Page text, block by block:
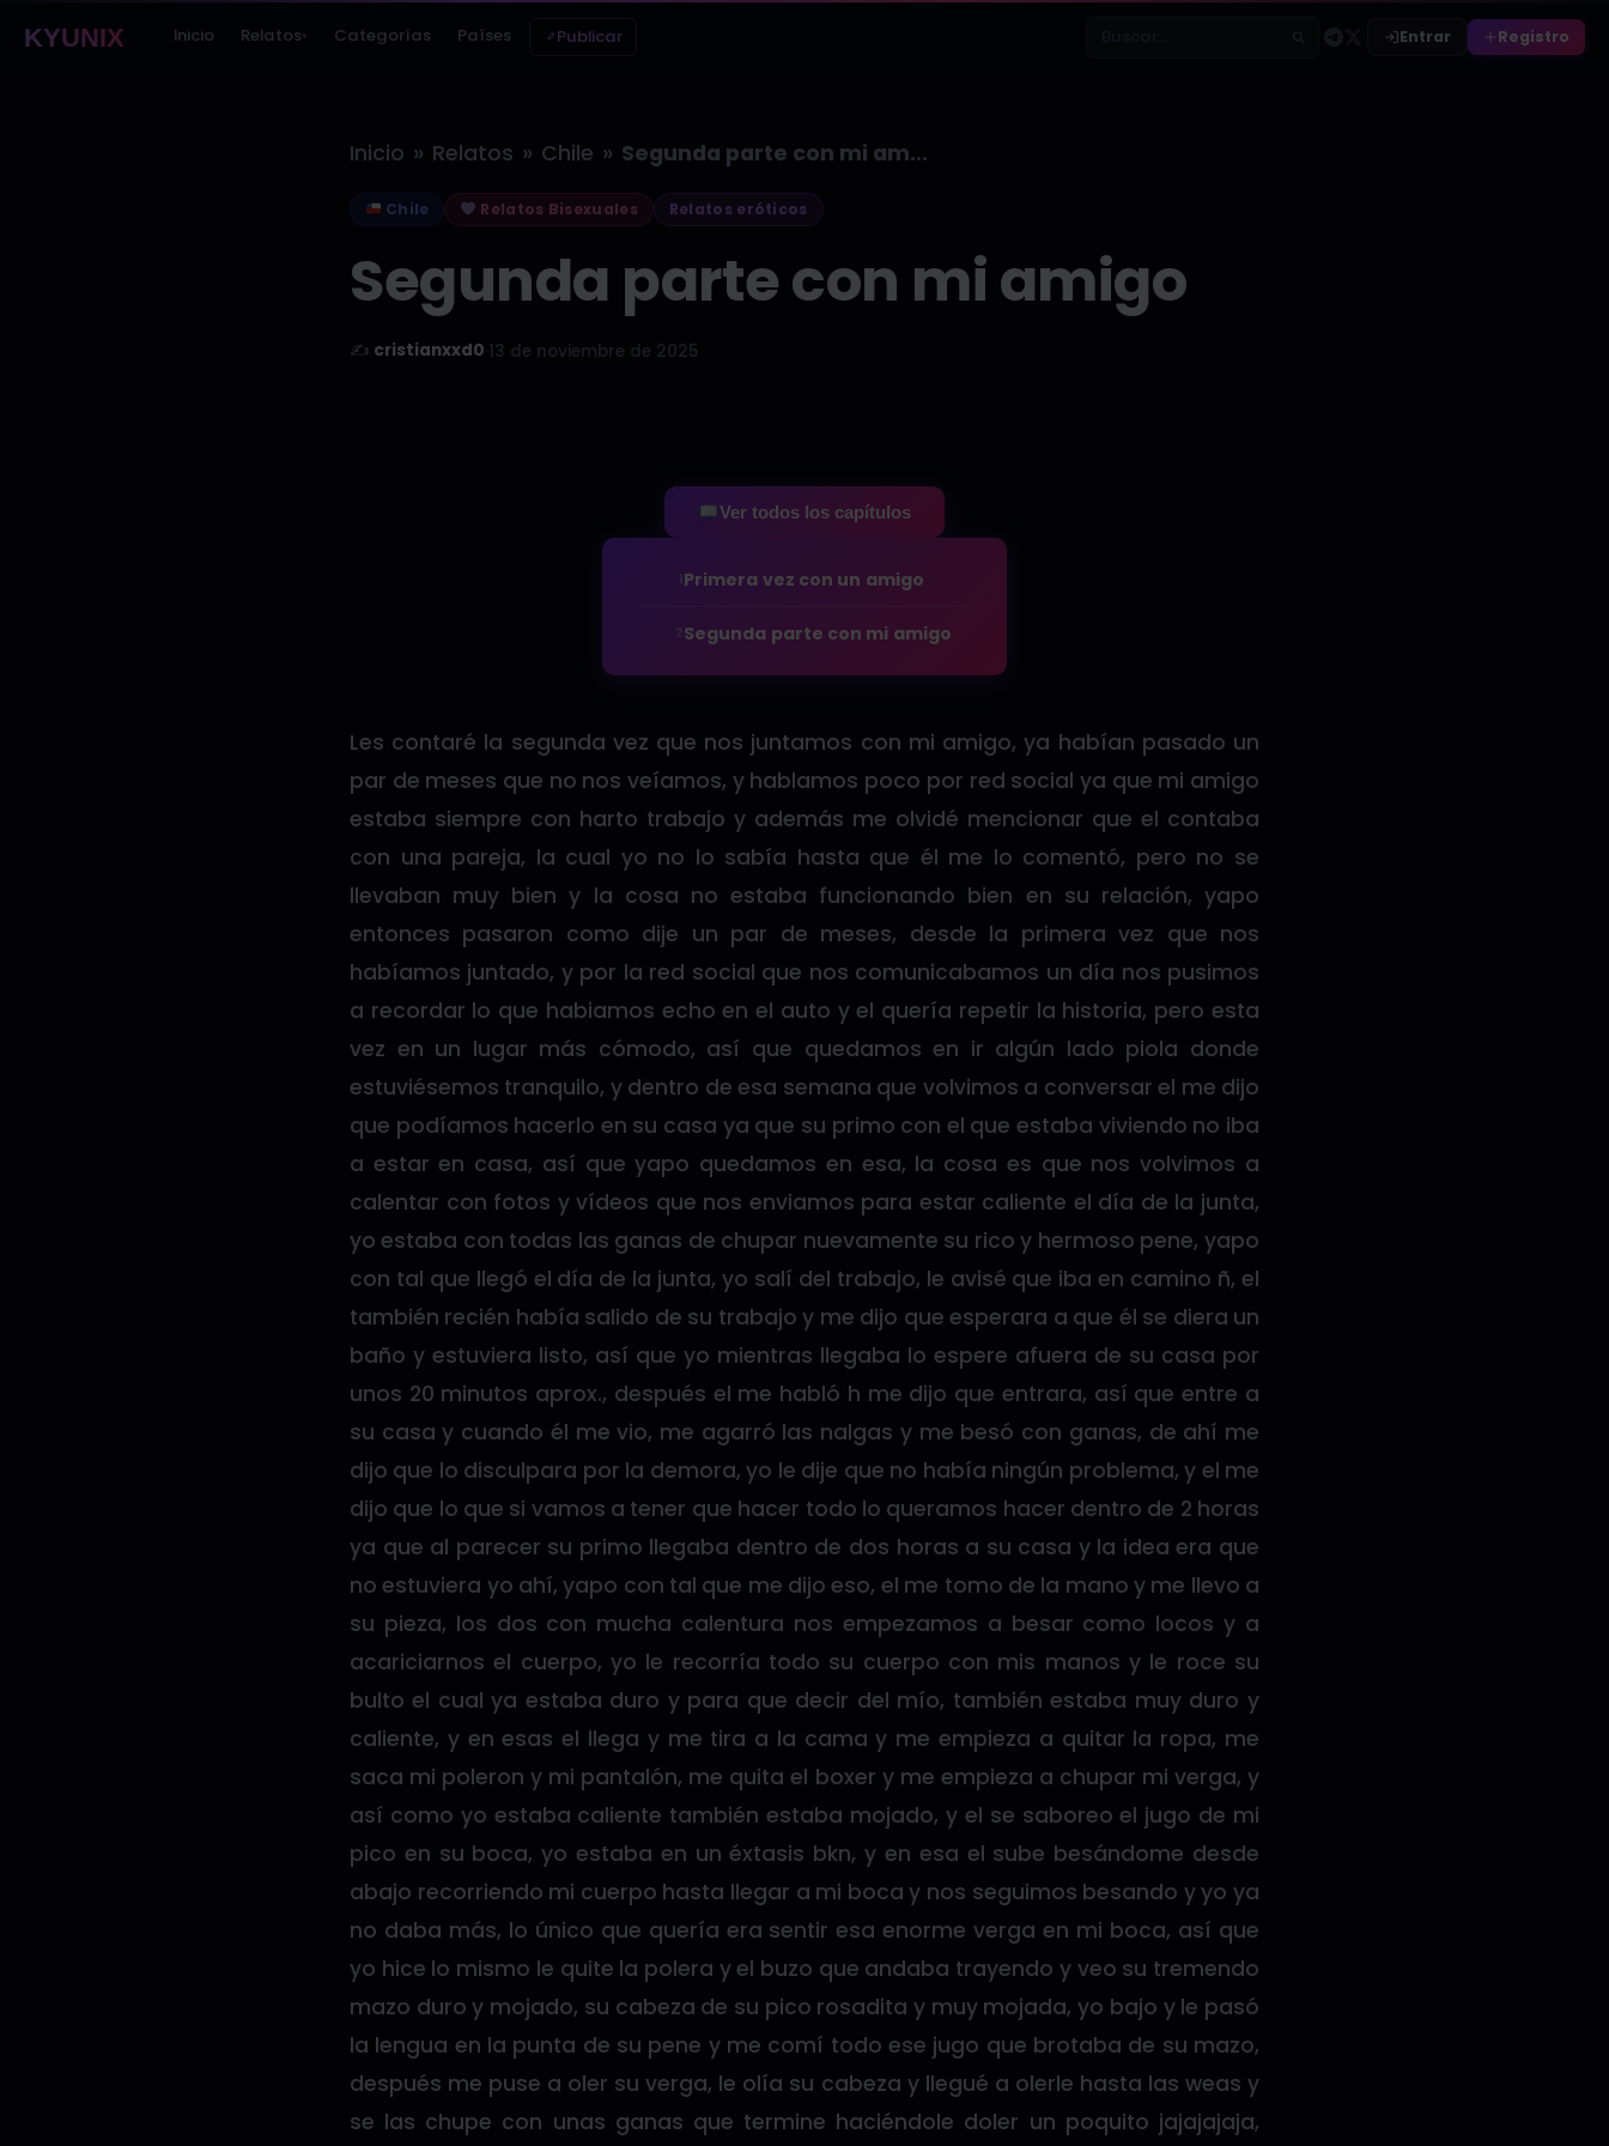
KYUNIX Inicio Relatos▾ Categorías Países Publicar Entrar Registro
Inicio » Relatos » Chile » Segunda parte con mi amigo
Chile Relatos Bisexuales Relatos eróticos
Segunda parte con mi amigo
✍️ cristianxxd0 13 de noviembre de 2025
Ver todos los capítulos
Primera vez con un amigo
Segunda parte con mi amigo
Les contaré la segunda vez que nos juntamos con mi amigo, ya habían pasado un
par de meses que no nos veíamos, y hablamos poco por red social ya que mi amigo
estaba siempre con harto trabajo y además me olvidé mencionar que el contaba
con una pareja, la cual yo no lo sabía hasta que él me lo comentó, pero no se
llevaban muy bien y la cosa no estaba funcionando bien en su relación, yapo
entonces pasaron como dije un par de meses, desde la primera vez que nos
habíamos juntado, y por la red social que nos comunicabamos un día nos pusimos
a recordar lo que habiamos echo en el auto y el quería repetir la historia, pero esta
vez en un lugar más cómodo, así que quedamos en ir algún lado piola donde
estuviésemos tranquilo, y dentro de esa semana que volvimos a conversar el me dijo
que podíamos hacerlo en su casa ya que su primo con el que estaba viviendo no iba
a estar en casa, así que yapo quedamos en esa, la cosa es que nos volvimos a
calentar con fotos y vídeos que nos enviamos para estar caliente el día de la junta,
yo estaba con todas las ganas de chupar nuevamente su rico y hermoso pene, yapo
con tal que llegó el día de la junta, yo salí del trabajo, le avisé que iba en camino ñ, el
también recién había salido de su trabajo y me dijo que esperara a que él se diera un
baño y estuviera listo, así que yo mientras llegaba lo espere afuera de su casa por
unos 20 minutos aprox., después el me habló h me dijo que entrara, así que entre a
su casa y cuando él me vio, me agarró las nalgas y me besó con ganas, de ahí me
dijo que lo disculpara por la demora, yo le dije que no había ningún problema, y el me
dijo que lo que si vamos a tener que hacer todo lo queramos hacer dentro de 2 horas
ya que al parecer su primo llegaba dentro de dos horas a su casa y la idea era que
no estuviera yo ahí, yapo con tal que me dijo eso, el me tomo de la mano y me llevo a
su pieza, los dos con mucha calentura nos empezamos a besar como locos y a
acariciarnos el cuerpo, yo le recorría todo su cuerpo con mis manos y le roce su
bulto el cual ya estaba duro y para que decir del mío, también estaba muy duro y
caliente, y en esas el llega y me tira a la cama y me empieza a quitar la ropa, me
saca mi poleron y mi pantalón, me quita el boxer y me empieza a chupar mi verga, y
así como yo estaba caliente también estaba mojado, y el se saboreo el jugo de mi
pico en su boca, yo estaba en un éxtasis bkn, y en esa el sube besándome desde
abajo recorriendo mi cuerpo hasta llegar a mi boca y nos seguimos besando y yo ya
no daba más, lo único que quería era sentir esa enorme verga en mi boca, así que
yo hice lo mismo le quite la polera y el buzo que andaba trayendo y veo su tremendo
mazo duro y mojado, su cabeza de su pico rosadita y muy mojada, yo bajo y le pasó
la lengua en la punta de su pene y me comí todo ese jugo que brotaba de su mazo,
después me puse a oler su verga, le olía su cabeza y llegué a olerle hasta las weas y
se las chupe con unas ganas que termine haciéndole doler un poquito jajajajaja,